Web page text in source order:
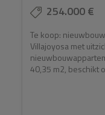
254.000 €
Te koop:
Villajoyosa met
40,35 m2, beschikt